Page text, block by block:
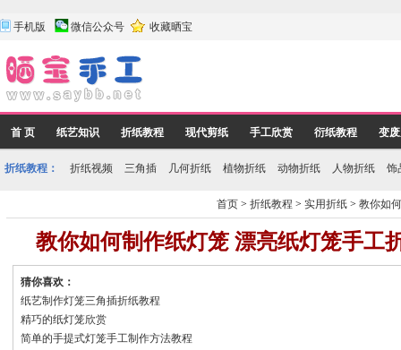
手机版 微信公众号 收藏晒宝
首 页 纸艺知识 折纸教程 现代剪纸 手工欣赏 衍纸教程 变
折纸教程： 折纸视频 三角插 几何折纸 植物折纸 动物折纸 人物折纸 饰
首页 >折纸教程 >实用折纸 >教你如
教你如何制作纸灯笼 漂亮纸灯笼手工
猜你喜欢：
纸艺制作灯笼三角插折纸教程
精巧的纸灯笼欣赏
简单的手提式灯笼手工制作方法教程